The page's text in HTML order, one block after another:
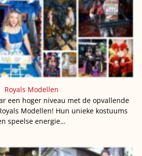
Royals Modellen
een hoger niveau met de opvallende
Modellen! Hun unieke kostuums
speelse energie…